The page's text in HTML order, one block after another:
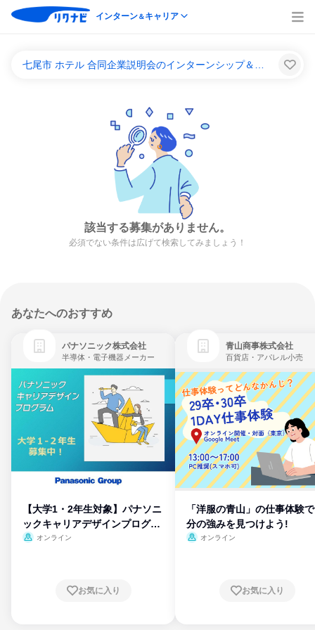
インターン＆キャリア
該当する募集がありません。
必須でない条件は広げて検索してみましょう！
あなたへのおすすめ
パナソニック株式会社
半導体・電子機器メーカー
【大学1・2年生対象】パナソニ
ックキャリアデザインプログラ
ム
オンライン
お気に入り
青山商事株式会社
百貨店・アパレル小売
「洋服の青山」の仕事体験
分の強みを見つけよう!
オンライン
お気に入り